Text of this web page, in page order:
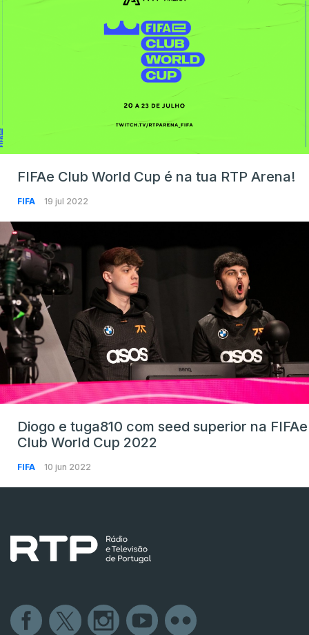
FIFAe Club World Cup é na tua RTP Arena!
FIFA 19 jul 2022
Diogo e tuga810 com seed superior na FIFAe
Club World Cup 2022
FIFA 10 jun 2022